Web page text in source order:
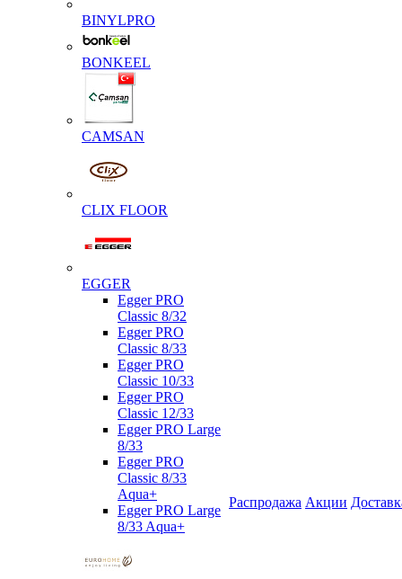
BINYLPRO
BONKEEL
CAMSAN
CLIX FLOOR
EGGER
Egger PRO
Classic 8/32
Egger PRO
Classic 8/33
Egger PRO
Classic 10/33
Egger PRO
Classic 12/33
Egger PRO Large
8/33
Egger PRO
Classic 8/33
Aqua+
Egger PRO Large
8/33 Aqua+
Распродажа Акции